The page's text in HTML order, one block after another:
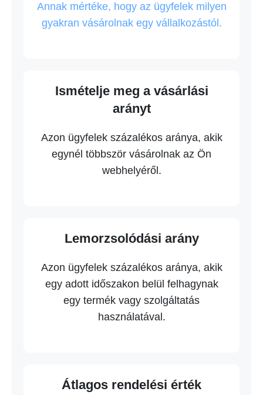
Annak mértéke, hogy az ügyfelek milyen
gyakran vásárolnak egy vállalkozástól.
Ismételje meg a vásárlási
arányt
Azon ügyfelek százalékos aránya, akik
egynél többször vásárolnak az Ön
webhelyéről.
Lemorzsolódási arány
Azon ügyfelek százalékos aránya, akik
egy adott időszakon belül felhagynak
egy termék vagy szolgáltatás
használatával.
Átlagos rendelési érték